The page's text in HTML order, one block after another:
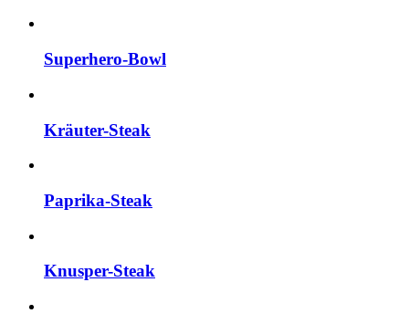
Superhero-Bowl
Kräuter-Steak
Paprika-Steak
Knusper-Steak